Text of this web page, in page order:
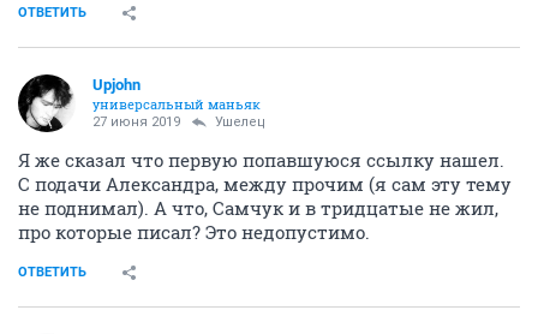
ОТВЕТИТЬ
Upjohn
универсальный маньяк
27 июня 2019 Ушелец
Я же сказал что первую попавшуюся ссылку нашел.
С подачи Александра, между прочим (я сам эту тему
не поднимал). А что, Самчук и в тридцатые не жил,
про которые писал? Это недопустимо.
ОТВЕТИТЬ